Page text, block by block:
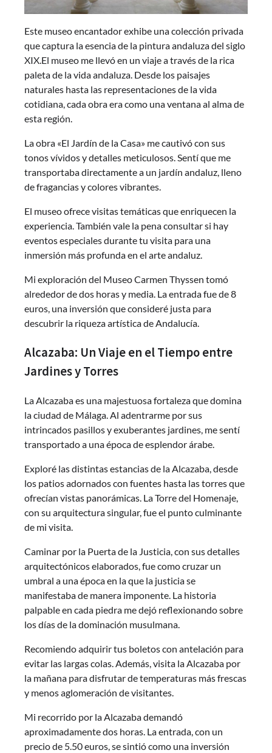
Este museo encantador exhibe una colección privada
que captura la esencia de la pintura andaluza del siglo
XIX.El museo me llevó en un viaje a través de la rica
paleta de la vida andaluza. Desde los paisajes
naturales hasta las representaciones de la vida
cotidiana, cada obra era como una ventana al alma de
esta región.
La obra «El Jardín de la Casa» me cautivó con sus
tonos vívidos y detalles meticulosos. Sentí que me
transportaba directamente a un jardín andaluz, lleno
de fragancias y colores vibrantes.
El museo ofrece visitas temáticas que enriquecen la
experiencia. También vale la pena consultar si hay
eventos especiales durante tu visita para una
inmersión más profunda en el arte andaluz.
Mi exploración del Museo Carmen Thyssen tomó
alrededor de dos horas y media. La entrada fue de 8
euros, una inversión que consideré justa para
descubrir la riqueza artística de Andalucía.
Alcazaba: Un Viaje en el Tiempo entre
Jardines y Torres
La Alcazaba es una majestuosa fortaleza que domina
la ciudad de Málaga. Al adentrarme por sus
intrincados pasillos y exuberantes jardines, me sentí
transportado a una época de esplendor árabe.
Exploré las distintas estancias de la Alcazaba, desde
los patios adornados con fuentes hasta las torres que
ofrecían vistas panorámicas. La Torre del Homenaje,
con su arquitectura singular, fue el punto culminante
de mi visita.
Caminar por la Puerta de la Justicia, con sus detalles
arquitectónicos elaborados, fue como cruzar un
umbral a una época en la que la justicia se
manifestaba de manera imponente. La historia
palpable en cada piedra me dejó reflexionando sobre
los días de la dominación musulmana.
Recomiendo adquirir tus boletos con antelación para
evitar las largas colas. Además, visita la Alcazaba por
la mañana para disfrutar de temperaturas más frescas
y menos aglomeración de visitantes.
Mi recorrido por la Alcazaba demandó
aproximadamente dos horas. La entrada, con un
precio de 5.50 euros, se sintió como una inversión